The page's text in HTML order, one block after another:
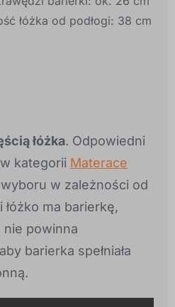
łóżka od podłogi: 38 cm
łóżka. Odpowiedni
kategorii Materace
w zależności od
łóżko ma barierkę,
powinna
barierka spełniała